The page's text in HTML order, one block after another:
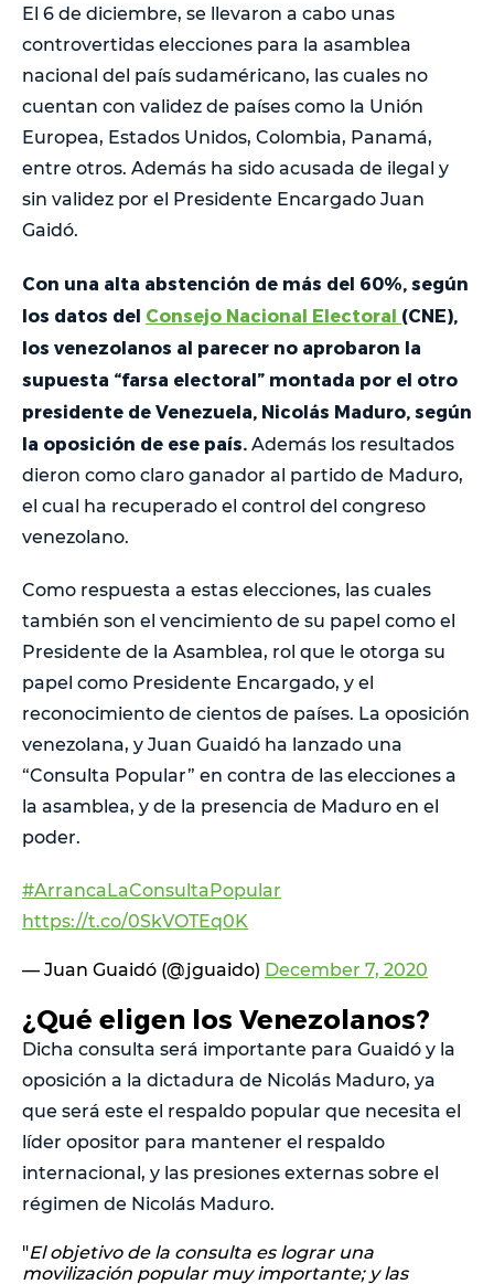
El 6 de diciembre, se llevaron a cabo unas
controvertidas elecciones para la asamblea
nacional del país sudaméricano, las cuales no
cuentan con validez de países como la Unión
Europea, Estados Unidos, Colombia, Panamá,
entre otros. Además ha sido acusada de ilegal y
sin validez por el Presidente Encargado Juan
Gaidó.
Con una alta abstención de más del 60%, según
los datos del Consejo Nacional Electoral (CNE),
los venezolanos al parecer no aprobaron la
supuesta “farsa electoral” montada por el otro
presidente de Venezuela, Nicolás Maduro, según
la oposición de ese país. Además los resultados
dieron como claro ganador al partido de Maduro,
el cual ha recuperado el control del congreso
venezolano.
Como respuesta a estas elecciones, las cuales
también son el vencimiento de su papel como el
Presidente de la Asamblea, rol que le otorga su
papel como Presidente Encargado, y el
reconocimiento de cientos de países. La oposición
venezolana, y Juan Guaidó ha lanzado una
“Consulta Popular” en contra de las elecciones a
la asamblea, y de la presencia de Maduro en el
poder.
#ArrancaLaConsultaPopular
https://t.co/0SkVOTEq0K
— Juan Guaidó (@jguaido) December 7, 2020
¿Qué eligen los Venezolanos?
Dicha consulta será importante para Guaidó y la
oposición a la dictadura de Nicolás Maduro, ya
que será este el respaldo popular que necesita el
líder opositor para mantener el respaldo
internacional, y las presiones externas sobre el
régimen de Nicolás Maduro.
"El objetivo de la consulta es lograr una
movilización popular muy importante; y las